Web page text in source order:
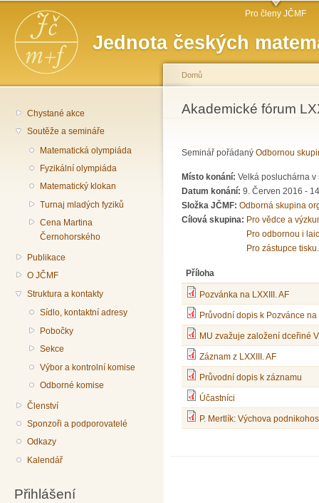
Jednota českých
Hlavní menu Pro členy JČMF
Chystané akce
Soutěže a semináře
Matematická olympiáda
Fyzikální olympiáda
Matematický klokan
Turnaj mladých fyziků
Cena Martina
Černohorského
Publikace
O JČMF
Struktura a kontakty
Sídlo, kontaktní adresy
Pobočky
Sekce
Výbor a kontrolní komise
Odborné komise
Členství
Sponzoři a podporovatelé
Odkazy
Kalendář
Přihlášení
Jste zde
Domů
Akademické fórum
Seminář pořádaný Odbornou
Místo konání: Velká posluchárna v
Datum konání: 9. Červen 2016 -
Složka JČMF: Odborná skupina
Cílová skupina: Pro vědce a
Pro odbornou i
Pro zástupce tisku.
Příloha
Pozvánka na LXXIII. AF
Průvodní dopis k Pozvánce na
MU zvažuje založení dceřiné
Záznam z LXXIII. AF
Průvodní dopis k záznamu
Účastníci
P. Mertlík: Výchova